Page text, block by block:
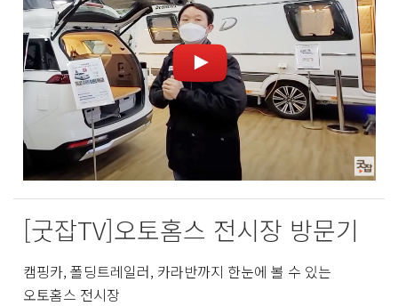
[굿잡TV]오토홈스 전시장 방문기
캠핑카, 폴딩트레일러, 카라반까지 한눈에 볼 수 있는
오토홈스 전시장